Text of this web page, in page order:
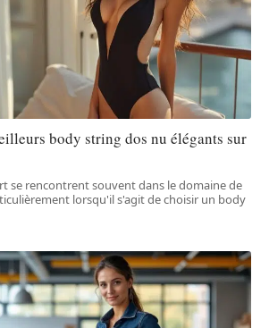
body string dos nu élégants sur
se rencontrent souvent dans le domaine de
lorsqu'il s'agit de choisir un body